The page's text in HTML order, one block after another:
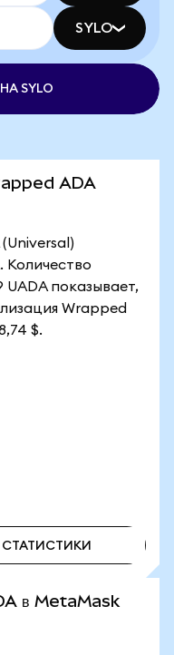
SYLO
SYLO
ADA
Количество
показывает,
Wrapped
$.
в MetaMask